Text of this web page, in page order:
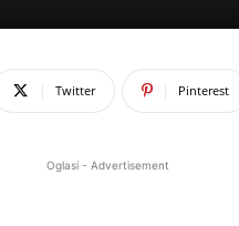
Twitter Pinterest
Oglasi - Advertisement